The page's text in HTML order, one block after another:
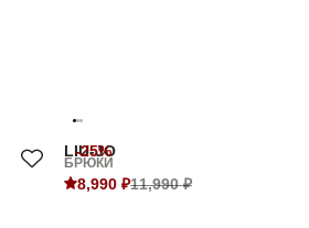
-25%
LIU-JO
БРЮКИ
8,990 ₽11,990 ₽